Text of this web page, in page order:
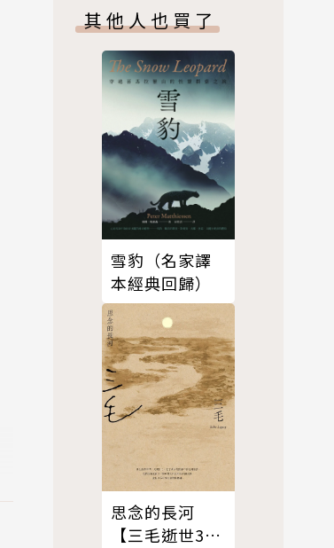
其他人也買了
雪豹（名家譯
本經典回歸）
思念的長河
【三毛逝世30